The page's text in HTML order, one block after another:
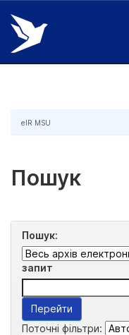
Skip
navigation
eIR MSU
Пошук
Пошук:
запит
Поточні фільтри: